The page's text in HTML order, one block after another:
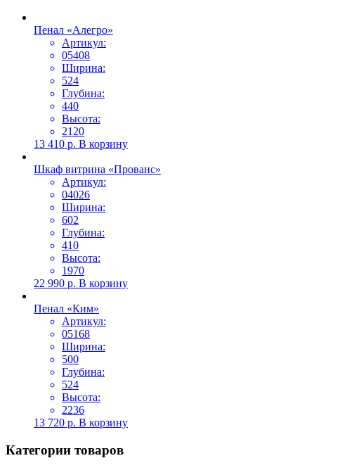
Пенал «Алегро»
Артикул:
05408
Ширина:
524
Глубина:
440
Высота:
2120
13 410 р. В корзину
Шкаф витрина «Прованс»
Артикул:
04026
Ширина:
602
Глубина:
410
Высота:
1970
22 990 р. В корзину
Пенал «Ким»
Артикул:
05168
Ширина:
500
Глубина:
524
Высота:
2236
13 720 р. В корзину
Категории товаров